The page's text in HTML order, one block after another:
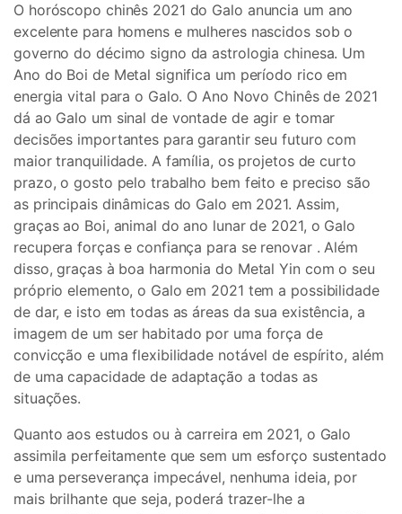
O horóscopo chinês 2021 do Galo anuncia um ano
excelente para homens e mulheres nascidos sob o
governo do décimo signo da astrologia chinesa. Um
Ano do Boi de Metal significa um período rico em
energia vital para o Galo. O Ano Novo Chinês de 2021
dá ao Galo um sinal de vontade de agir e tomar
decisões importantes para garantir seu futuro com
maior tranquilidade. A família, os projetos de curto
prazo, o gosto pelo trabalho bem feito e preciso são
as principais dinâmicas do Galo em 2021. Assim,
graças ao Boi, animal do ano lunar de 2021, o Galo
recupera forças e confiança para se renovar . Além
disso, graças à boa harmonia do Metal Yin com o seu
próprio elemento, o Galo em 2021 tem a possibilidade
de dar, e isto em todas as áreas da sua existência, a
imagem de um ser habitado por uma força de
convicção e uma flexibilidade notável de espírito, além
de uma capacidade de adaptação a todas as
situações.
Quanto aos estudos ou à carreira em 2021, o Galo
assimila perfeitamente que sem um esforço sustentado
e uma perseverança impecável, nenhuma ideia, por
mais brilhante que seja, poderá trazer-lhe a